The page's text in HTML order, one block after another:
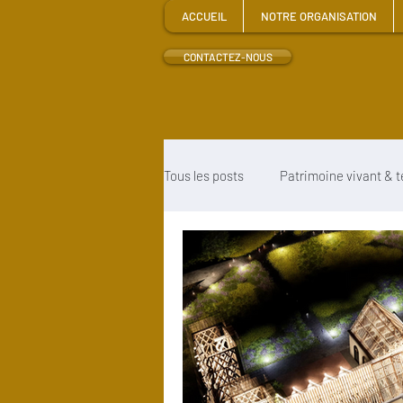
ACCUEIL NOTRE ORGANISATION
CONTACTEZ-NOUS
Tous les posts Patrimoine vivant &
Ressources Internet Travaux
Programme universitaire
Chef-d'Oeuvre des Compagnons